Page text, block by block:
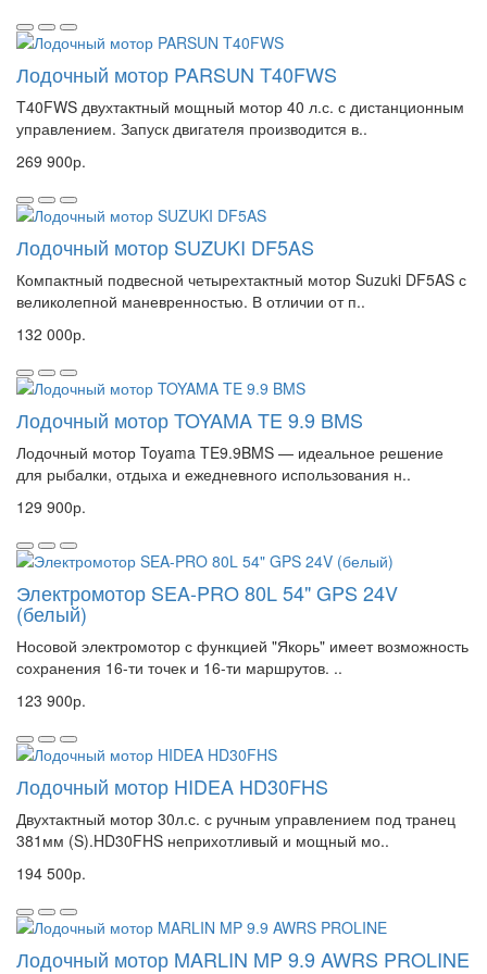
Лодочный мотор PARSUN T40FWS
T40FWS двухтактный мощный мотор 40 л.с. с дистанционным
управлением. Запуск двигателя производится в..
269 900р.
Лодочный мотор SUZUKI DF5AS
Компактный подвесной четырехтактный мотор Suzuki DF5AS с
великолепной маневренностью. В отличии от п..
132 000р.
Лодочный мотор TOYAMA TE 9.9 BMS
Лодочный мотор Toyama TE9.9BMS — идеальное решение
для рыбалки, отдыха и ежедневного использования н..
129 900р.
Электромотор SEA-PRO 80L 54" GPS 24V
(белый)
Носовой электромотор с функцией "Якорь" имеет возможность
сохранения 16-ти точек и 16-ти маршрутов. ..
123 900р.
Лодочный мотор HIDEA HD30FHS
Двухтактный мотор 30л.с. с ручным управлением под транец
381мм (S).HD30FHS неприхотливый и мощный мо..
194 500р.
Лодочный мотор MARLIN MP 9.9 AWRS PROLINE